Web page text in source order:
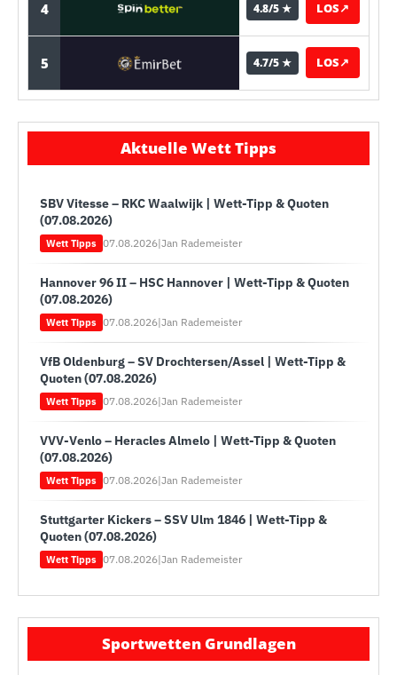
4 4.8/5 ★ LOS↗
5 4.7/5 ★ LOS↗
Aktuelle Wett Tipps
SBV Vitesse – RKC Waalwijk | Wett-Tipp & Quoten
(07.08.2026)
Wett Tipps 07.08.2026|Jan Rademeister
Hannover 96 II – HSC Hannover | Wett-Tipp & Quoten
(07.08.2026)
Wett Tipps 07.08.2026|Jan Rademeister
VfB Oldenburg – SV Drochtersen/Assel | Wett-Tipp &
Quoten (07.08.2026)
Wett Tipps 07.08.2026|Jan Rademeister
VVV-Venlo – Heracles Almelo | Wett-Tipp & Quoten
(07.08.2026)
Wett Tipps 07.08.2026|Jan Rademeister
Stuttgarter Kickers – SSV Ulm 1846 | Wett-Tipp &
Quoten (07.08.2026)
Wett Tipps 07.08.2026|Jan Rademeister
Sportwetten Grundlagen